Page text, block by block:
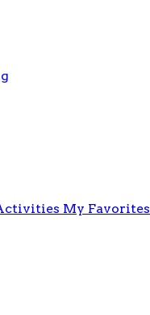
My Favorites